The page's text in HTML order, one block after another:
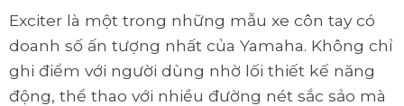
Exciter là một trong những mẫu xe côn tay có
doanh số ấn tượng nhất của Yamaha. Không chỉ
ghi điểm với người dùng nhờ lối thiết kế năng
động, thể thao với nhiều đường nét sắc sảo mà